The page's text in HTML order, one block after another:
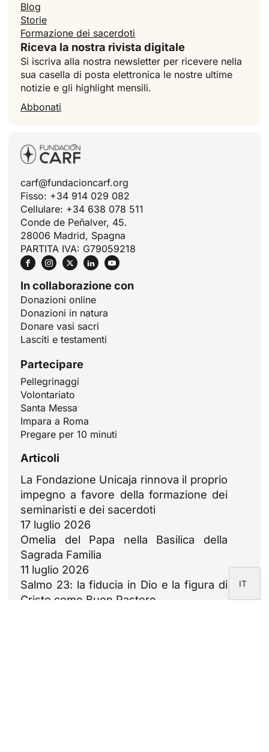
Blog
Storie
Formazione dei sacerdoti
Riceva la nostra rivista digitale
Si iscriva alla nostra newsletter per ricevere nella
sua casella di posta elettronica le nostre ultime
notizie e gli highlight mensili.
Abbonati
carf@fundacioncarf.org
Fisso: +34 914 029 082
Cellulare: +34 638 078 511
Conde de Peñalver, 45.
28006 Madrid, Spagna
PARTITA IVA: G79059218
In collaborazione con
Donazioni online
Donazioni in natura
Donare vasi sacri
Lasciti e testamenti
Partecipare
Pellegrinaggi
Volontariato
Santa Messa
Impara a Roma
Pregare per 10 minuti
Articoli
La Fondazione Unicaja rinnova il proprio
impegno a favore della formazione dei
seminaristi e dei sacerdoti
17 luglio 2026
Omelia del Papa nella Basilica della
Sagrada Familia
11 luglio 2026
Salmo 23: la fiducia in Dio e la figura di
Cristo come Buon Pastore
IT